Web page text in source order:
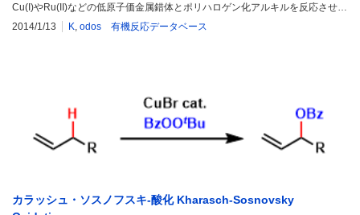
Cu(I)やRu(II)などの低原子価金属錯体とポリハロゲン化アルキルを反応させ…
2014/1/13
K, odos 有機反応データベース
カラッシュ・ソスノフスキ-酸化 Kharasch-Sosnovsky